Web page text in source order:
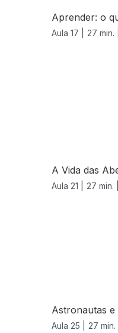
Aprender: o
Aula 17 | 27 min. |
A Vida das
Aula 21 | 27 min. |
Astronautas e
Aula 25 | 27 min. |